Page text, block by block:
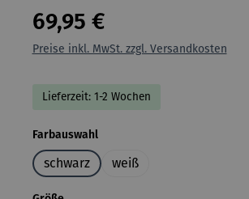
69,95 €
Preise inkl. MwSt. zzgl. Versandkosten
Lieferzeit: 1-2 Wochen
Farbauswahlauswählen
schwarz weiß